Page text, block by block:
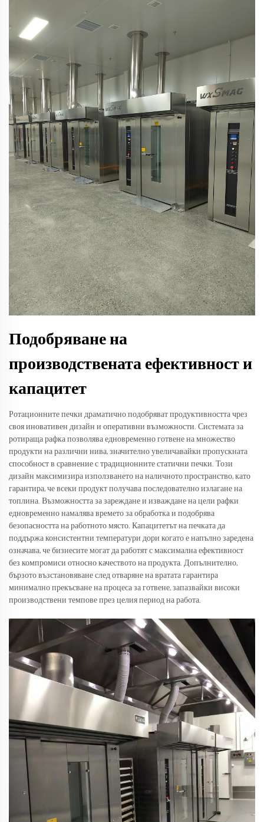
Подобряване на
производствената ефективност и
капацитет
Ротационните печки драматично подобряват продуктивността чрез
своя иновативен дизайн и оперативни възможности. Системата за
ротираща рафка позволява едновременно готвене на множество
продукти на различни нива, значително увеличавайки пропускната
способност в сравнение с традиционните статични печки. Този
дизайн максимизира използването на наличното пространство, като
гарантира, че всеки продукт получава последователно излагане на
топлина. Възможността за зареждане и изваждане на цели рафки
едновременно намалява времето за обработка и подобрява
безопасността на работното място. Капацитетът на печката да
поддържа консистентни температури дори когато е напълно заредена
означава, че бизнесите могат да работят с максимална ефективност
без компромиси относно качеството на продукта. Допълнително,
бързото възстановяване след отваряне на вратата гарантира
минимално прекъсване на процеса за готвене, запазвайки високи
производствени темпове през целия период на работа.